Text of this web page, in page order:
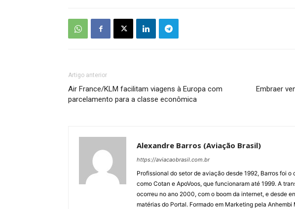
Artigo anterior
Air France/KLM facilitam viagens à Europa com
parcelamento para a classe econômica
Embraer
Alexandre Barros (Aviação Brasil)
https://aviacaobrasil.com.br
Profissional do setor de aviação desde 1992, Barros foi
como Cotan e ApoVoos, que funcionaram até 1999. A
ocorreu no ano 2000, com o boom da internet, e desde
matérias do Portal. Formado em Marketing pela